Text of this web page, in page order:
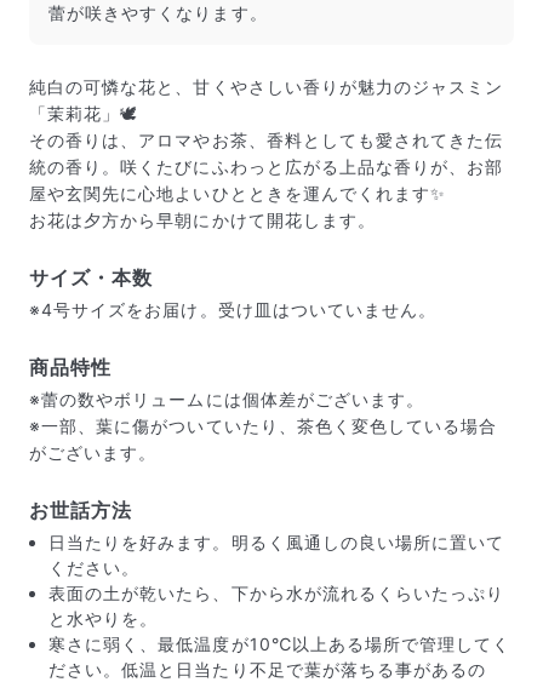
届いたお花に元気がなかったら？
もし届いたお花に「枯れている」「折れている」などの
不備があった場合は、些細なことでもお気軽にサポート
までご連絡ください。ご返金にて補償いたします。
蕾が咲きやすくなります。
純白の可憐な花と、甘くやさしい香りが魅力のジャスミン
「茉莉花」🕊️
その香りは、アロマやお茶、香料としても愛されてきた伝
統の香り。咲くたびにふわっと広がる上品な香りが、お部
屋や玄関先に心地よいひとときを運んでくれます✨
お花は夕方から早朝にかけて開花します。
サイズ・本数
※4号サイズをお届け。受け皿はついていません。
商品特性
※蕾の数やボリュームには個体差がございます。
※一部、葉に傷がついていたり、茶色く変色している場合
がございます。
お世話方法
日当たりを好みます。明るく風通しの良い場所に置いて
ください。
表面の土が乾いたら、下から水が流れるくらいたっぷり
と水やりを。
寒さに弱く、最低温度が10℃以上ある場所で管理してく
ださい。低温と日当たり不足で葉が落ちる事があるの